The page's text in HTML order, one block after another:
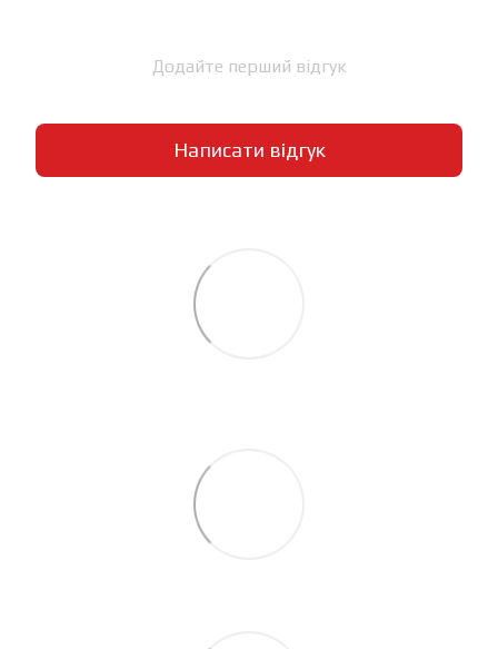
Додайте перший відгук
Написати відгук